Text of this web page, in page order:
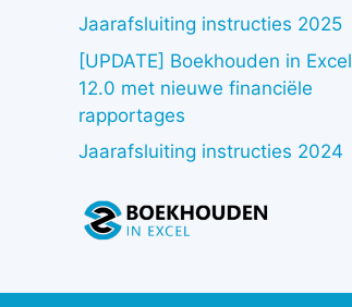
Jaarafsluiting instructies 2025
[UPDATE] Boekhouden in Excel
12.0 met nieuwe financiële
rapportages
Jaarafsluiting instructies 2024